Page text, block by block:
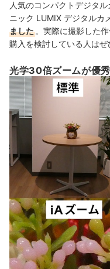
人気のコンパクトデジタ
ニック LUMIX デジタルカ
ました 。実際に撮影した
購入を検討している人はぜ
光学30倍ズームが優